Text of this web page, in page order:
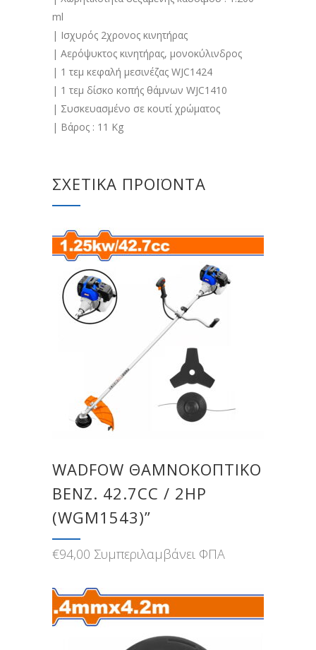
ml
| Ισχυρός 2χρονος κινητήρας
| Αερόψυκτος κινητήρας, μονοκύλινδρος
| 1 τεμ κεφαλή μεσινέζας WJC1424
| 1 τεμ δίσκο κοπής θάμνων WJC1410
| Συσκευασμένο σε κουτί χρώματος
| Βάρος : 11 Kg
ΣΧΕΤΙΚΆ ΠΡΟΪΌΝΤΑ
WADFOW ΘΑΜΝΟΚΟΠΤΙΚΟ
ΒΕΝΖ. 42.7CC / 2HP
(WGM1543)”
€94,00 Συμπεριλαμβάνει ΦΠΑ